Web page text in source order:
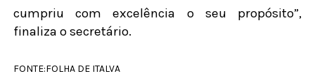
cumpriu com excelência o seu propósito”,
finaliza o secretário.
FONTE:FOLHA DE ITALVA